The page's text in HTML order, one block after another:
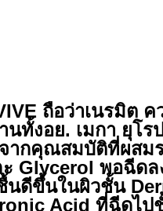
ถือว่าเนรมิต ค
ทั้งอย. เมกา ยุโร
ากคุณสมบัติที่ผสม
Glycerol พอฉีดล
นดีขึ้นในผิวชั้น
Acid ที่ฉีดไป